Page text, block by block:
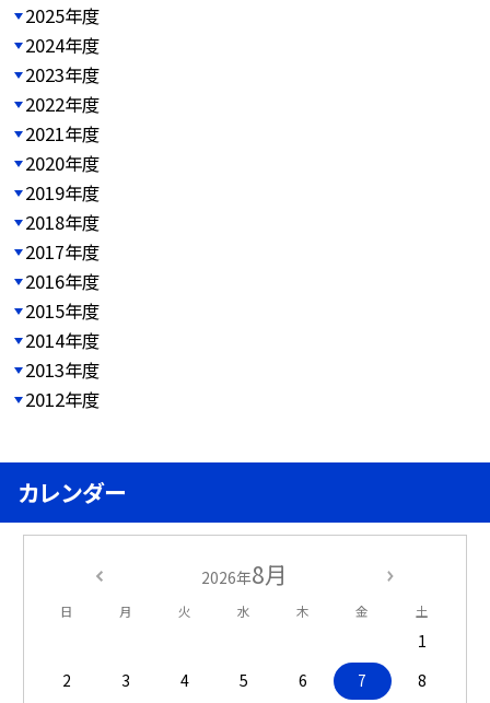
2025年度
2024年度
2023年度
2022年度
2021年度
2020年度
2019年度
2018年度
2017年度
2016年度
2015年度
2014年度
2013年度
2012年度
カレンダー
2026年8月
日 月 火 水 木 金 土
1
2
3 4 5 6 7
8